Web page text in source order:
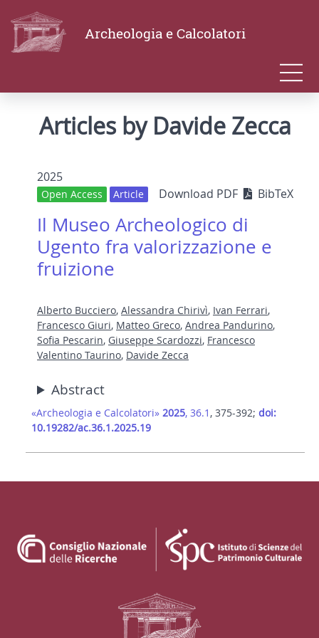
Archeologia e Calcolatori
Articles by Davide Zecca
2025
Open Access Article Download PDF BibTeX
Il Museo Archeologico di
Ugento fra valorizzazione e
fruizione
Alberto Bucciero, Alessandra Chirivì, Ivan Ferrari,
Francesco Giuri, Matteo Greco, Andrea Pandurino,
Sofia Pescarin, Giuseppe Scardozzi, Francesco
Valentino Taurino, Davide Zecca
Abstract
«Archeologia e Calcolatori» 2025, 36.1 , 375-392; doi:
10.19282/ac.36.1.2025.19